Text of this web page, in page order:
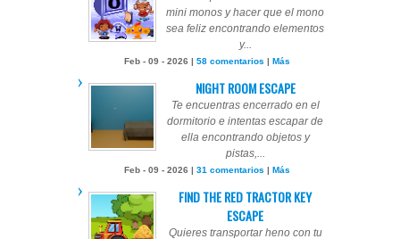
mini monos y hacer que el mono
sea feliz encontrando elementos
y...
Feb - 09 - 2026 | 58 comentarios Más
NIGHT ROOM ESCAPE
Te encuentras encerrado en el
dormitorio e intentas escapar de
ella encontrando objetos y
pistas,...
Feb - 09 - 2026 | 31 comentarios Más
FIND THE RED TRACTOR KEY
ESCAPE
Quieres transportar heno con tu